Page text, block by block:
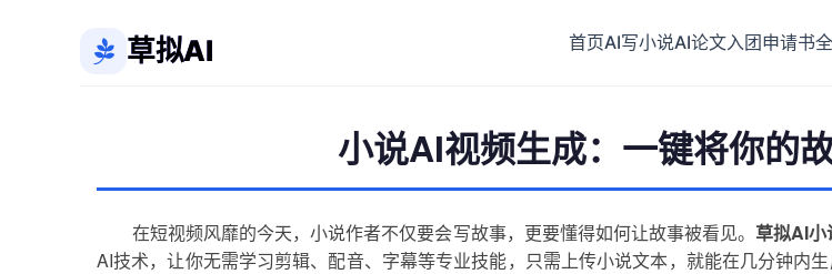
草拟AI 首页AI写小说AI论文入团申请书
小说AI视频生成：一键将你的
在短视频风靡的今天，小说作者不仅要会写故事，更要懂得如何让故事被看见。 草拟AI
AI技术，让你无需学习剪辑、配音、字幕等专业技能，只需上传小说文本，就能在几分钟内